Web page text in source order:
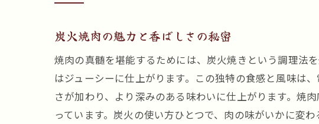
焼肉の
黒川駅
ライス
焼肉と
炭火焼肉の魅力と香ばしさの秘密
焼肉の真髄を堪能するためには、炭火焼きという調理法
はジューシーに仕上がります。この独特の食感と風味は
さが加わり、より深みのある味わいに仕上がります。焼
っています。炭火の使い方ひとつで、肉の味がいかに変